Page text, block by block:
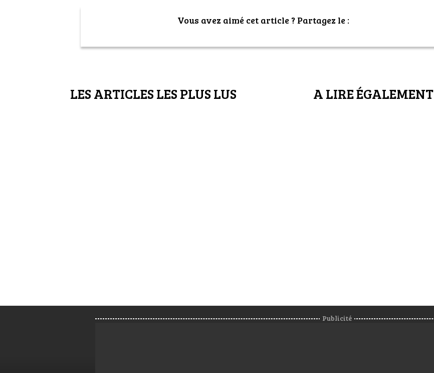
Vous avez aimé cet article ? Partagez le :
LES ARTICLES LES PLUS LUS A LIRE ÉGALEMENT
Publicité